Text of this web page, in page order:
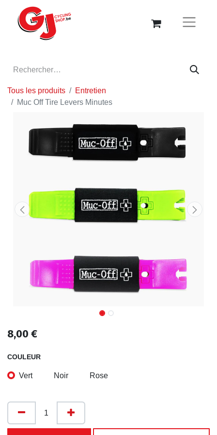
Tous les produits
Entretien
Muc Off Tire Levers Minutes
8,00 €
COULEUR
Vert Noir Rose